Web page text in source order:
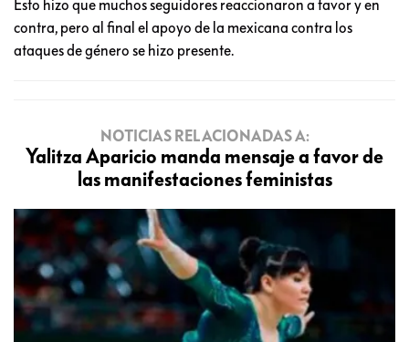
Esto hizo que muchos seguidores reaccionaron a favor y en
contra, pero al final el apoyo de la mexicana contra los
ataques de género se hizo presente.
NOTICIAS RELACIONADAS A:
Yalitza Aparicio manda mensaje a favor de
las manifestaciones feministas